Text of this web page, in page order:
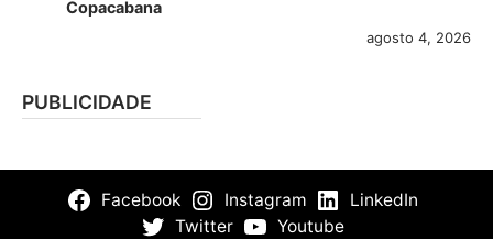
Copacabana
agosto 4, 2026
PUBLICIDADE
Facebook Instagram
LinkedIn
Twitter
Youtube